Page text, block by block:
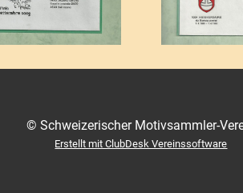
© Schweizerischer Motivsammler-
Erstellt mit ClubDesk Vereinssoftware